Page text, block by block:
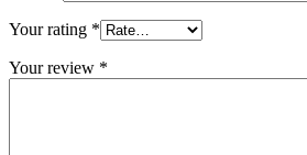
Your rating *
Your review *